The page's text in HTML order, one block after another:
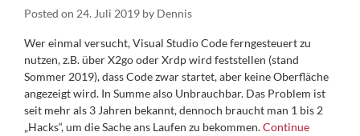
Posted on 24. Juli 2019 by Dennis
Wer einmal versucht, Visual Studio Code ferngesteuert zu
nutzen, z.B. über X2go oder Xrdp wird feststellen (stand
Sommer 2019), dass Code zwar startet, aber keine Oberfläche
angezeigt wird. In Summe also Unbrauchbar. Das Problem ist
seit mehr als 3 Jahren bekannt, dennoch braucht man 1 bis 2
„Hacks“, um die Sache ans Laufen zu bekommen.Continue